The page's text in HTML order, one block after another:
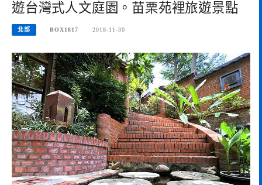
遊台灣式人文庭園。苗栗苑裡旅遊景點
北部 BOX1817 2018-11-30